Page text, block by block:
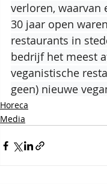
verloren, waarvan
30 jaar open
restaurants in
bedrijf het meest
veganistische
geen) nieuwe
Horeca
Media